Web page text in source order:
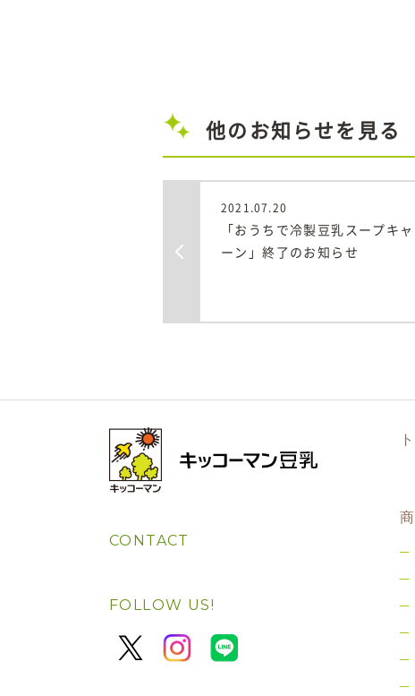
他のお知らせを見る
2021.07.20
「おうちで冷製豆乳スープキ
ーン」終了のお知らせ
CONTACT
FOLLOW US!